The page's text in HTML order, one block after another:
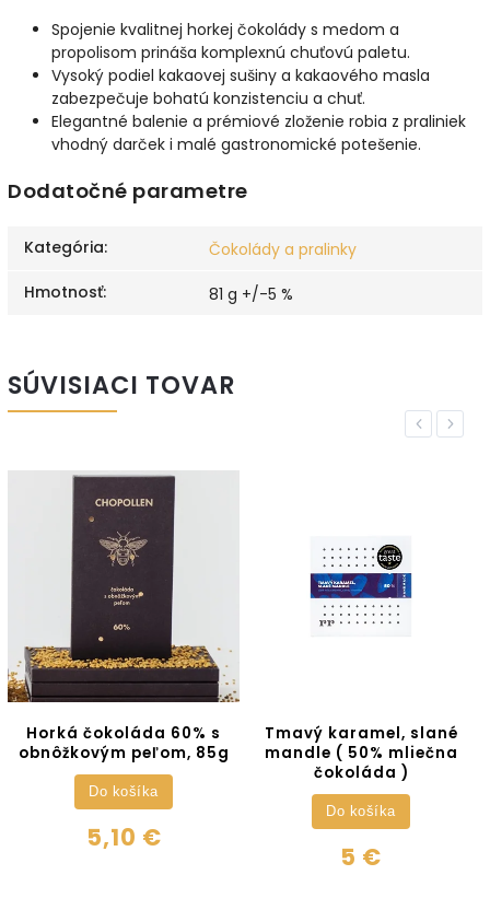
Spojenie kvalitnej horkej čokolády s medom a
propolisom prináša komplexnú chuťovú paletu.
Vysoký podiel kakaovej sušiny a kakaového masla
zabezpečuje bohatú konzistenciu a chuť.
Elegantné balenie a prémiové zloženie robia z praliniek
vhodný darček i malé gastronomické potešenie.
Dodatočné parametre
Kategória:
Čokolády a pralinky
Hmotnosť: 81 g +/-5 %
SÚVISIACI TOVAR
Previous
Horká čokoláda 60% s
obnôžkovým peľom, 85g
5,10 €
Do košíka
Tmavý karamel, slané
mandle ( 50% mliečna
čokoláda )
5 €
Do košíka
Next